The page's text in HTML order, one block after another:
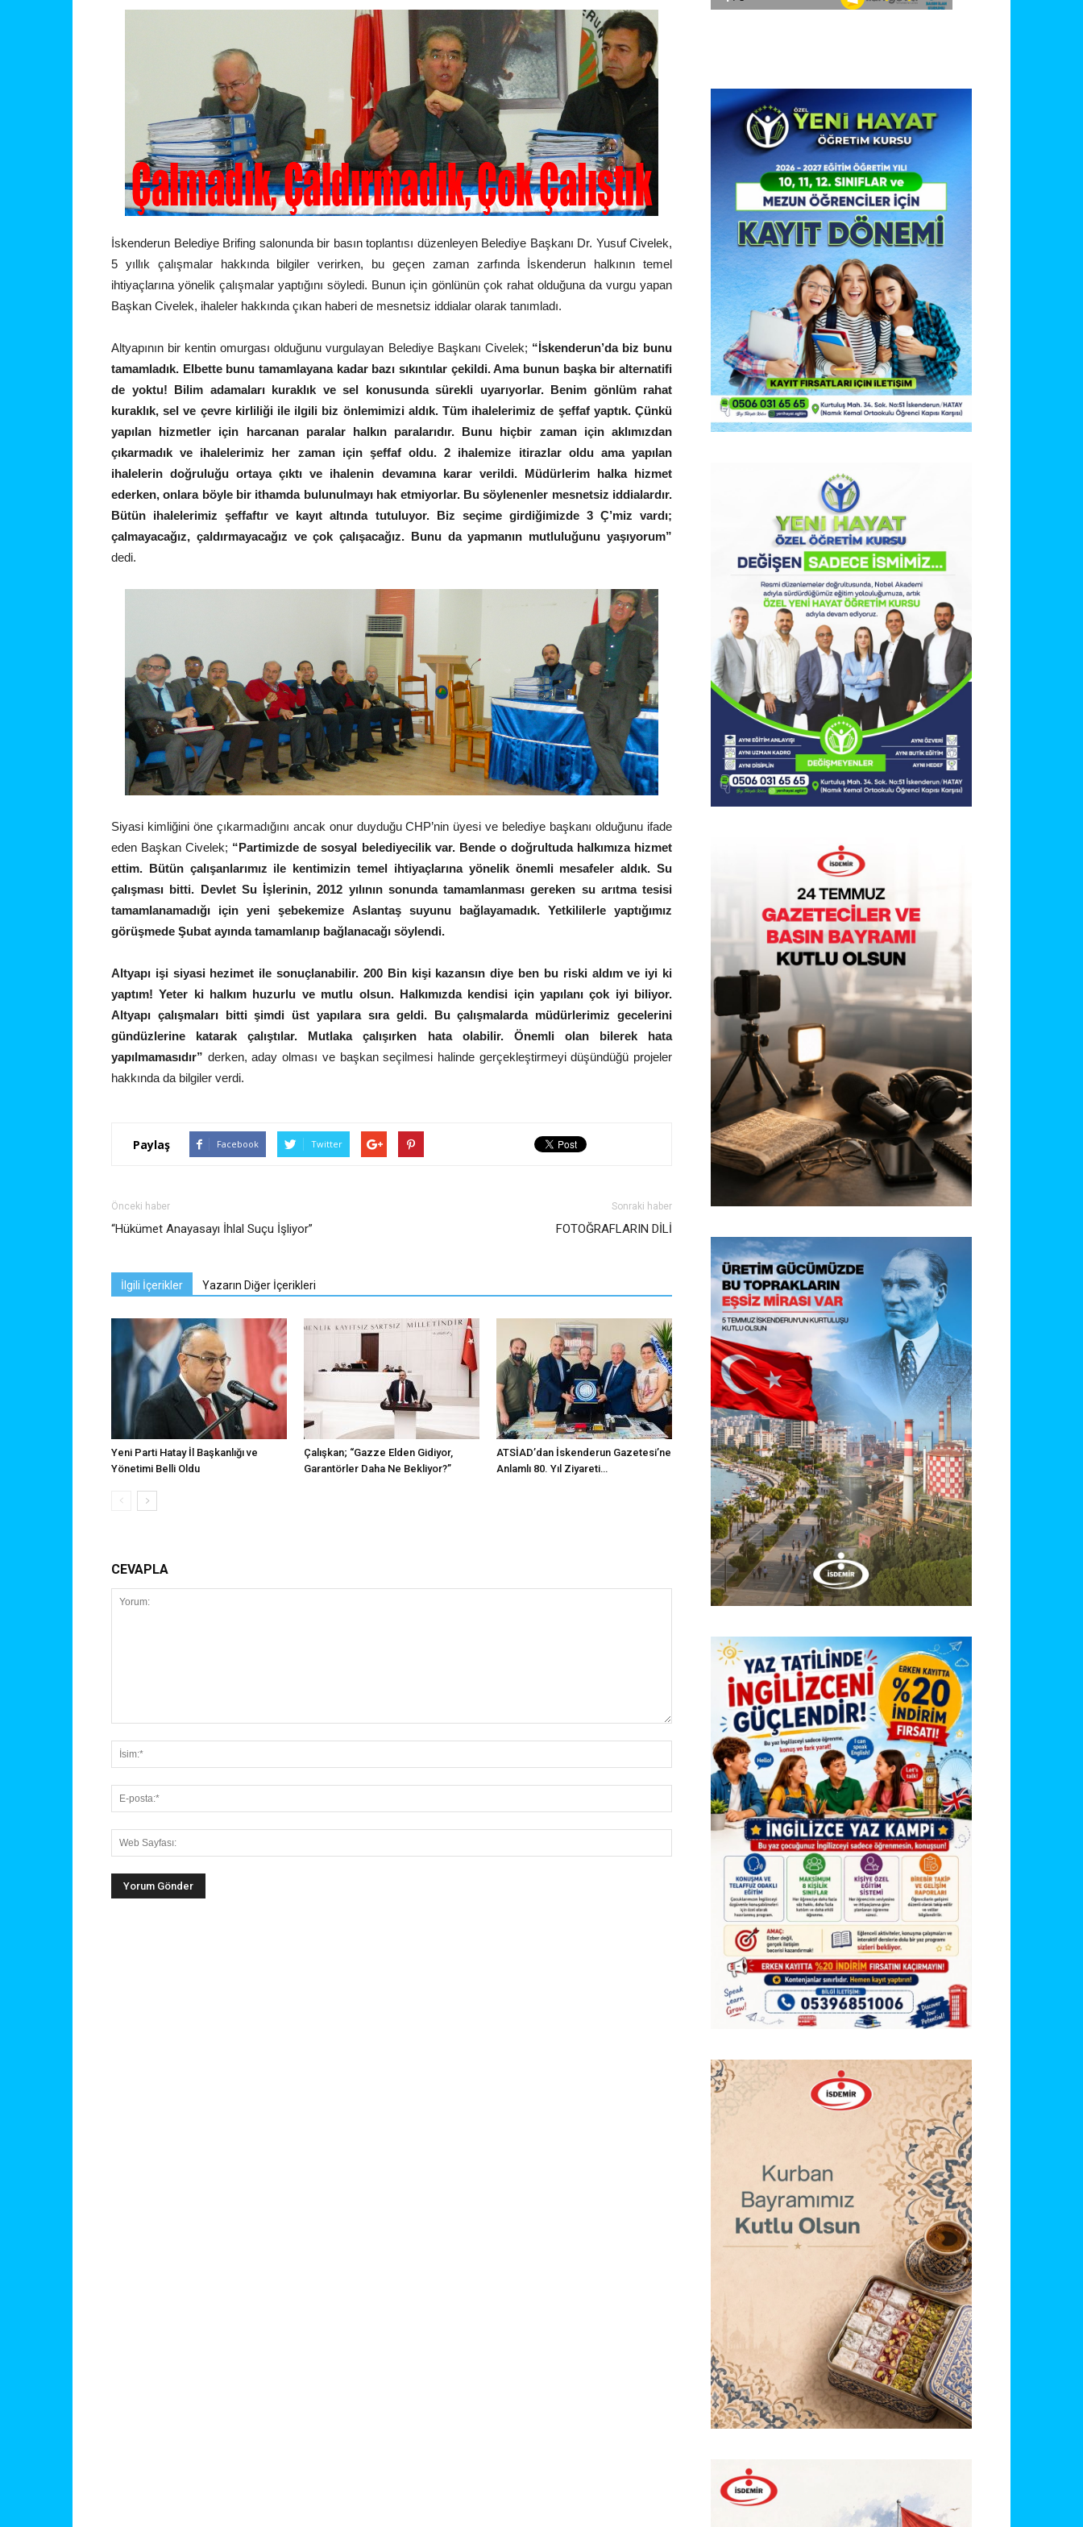
İskenderun Belediye Brifing salonunda bir basın toplantısı düzenleyen Belediye Başkanı Dr. Yusuf Civelek,
5 yıllık çalışmalar hakkında bilgiler verirken, bu geçen zaman zarfında İskenderun halkının temel
ihtiyaçlarına yönelik çalışmalar yaptığını söyledi. Bunun için gönlünün çok rahat olduğuna da vurgu yapan
Başkan Civelek, ihaleler hakkında çıkan haberi de mesnetsiz iddialar olarak tanımladı.
Altyapının bir kentin omurgası olduğunu vurgulayan Belediye Başkanı Civelek; “İskenderun’da biz bunu
tamamladık. Elbette bunu tamamlayana kadar bazı sıkıntılar çekildi. Ama bunun başka bir alternatifi
de yoktu! Bilim adamaları kuraklık ve sel konusunda sürekli uyarıyorlar. Benim gönlüm rahat
kuraklık, sel ve çevre kirliliği ile ilgili biz önlemimizi aldık. Tüm ihalelerimiz de şeffaf yaptık. Çünkü
yapılan hizmetler için harcanan paralar halkın paralarıdır. Bunu hiçbir zaman için aklımızdan
çıkarmadık ve ihalelerimiz her zaman için şeffaf oldu. 2 ihalemize itirazlar oldu ama yapılan
ihalelerin doğruluğu ortaya çıktı ve ihalenin devamına karar verildi. Müdürlerim halka hizmet
ederken, onlara böyle bir ithamda bulunulmayı hak etmiyorlar. Bu söylenenler mesnetsiz iddialardır.
Bütün ihalelerimiz şeffaftır ve kayıt altında tutuluyor. Biz seçime girdiğimizde 3 Ç’miz vardı;
çalmayacağız, çaldırmayacağız ve çok çalışacağız. Bunu da yapmanın mutluluğunu yaşıyorum”
dedi.
Siyasi kimliğini öne çıkarmadığını ancak onur duyduğu CHP’nin üyesi ve belediye başkanı olduğunu ifade
eden Başkan Civelek; “Partimizde de sosyal belediyecilik var. Bende o doğrultuda halkımıza hizmet
ettim. Bütün çalışanlarımız ile kentimizin temel ihtiyaçlarına yönelik önemli mesafeler aldık. Su
çalışması bitti. Devlet Su İşlerinin, 2012 yılının sonunda tamamlanması gereken su arıtma tesisi
tamamlanamadığı için yeni şebekemize Aslantaş suyunu bağlayamadık. Yetkililerle yaptığımız
görüşmede Şubat ayında tamamlanıp bağlanacağı söylendi.
Altyapı işi siyasi hezimet ile sonuçlanabilir. 200 Bin kişi kazansın diye ben bu riski aldım ve iyi ki
yaptım! Yeter ki halkım huzurlu ve mutlu olsun. Halkımızda kendisi için yapılanı çok iyi biliyor.
Altyapı çalışmaları bitti şimdi üst yapılara sıra geldi. Bu çalışmalarda müdürlerimiz gecelerini
gündüzlerine katarak çalıştılar. Mutlaka çalışırken hata olabilir. Önemli olan bilerek hata
yapılmamasıdır” derken, aday olması ve başkan seçilmesi halinde gerçekleştirmeyi düşündüğü projeler
hakkında da bilgiler verdi.
Paylaş Facebook Twitter
Önceki haber
“Hükümet Anayasayı İhlal Suçu İşliyor”
Sonraki haber
FOTOĞRAFLARIN DİLİ
İlgili İçerikler Yazarın Diğer İçerikleri
Yeni Parti Hatay İl Başkanlığı ve
Yönetimi Belli Oldu
Çalışkan; “Gazze Elden Gidiyor,
Garantörler Daha Ne Bekliyor?”
ATSİAD’dan İskenderun Gazetesi’ne
Anlamlı 80. Yıl Ziyareti…
CEVAPLA